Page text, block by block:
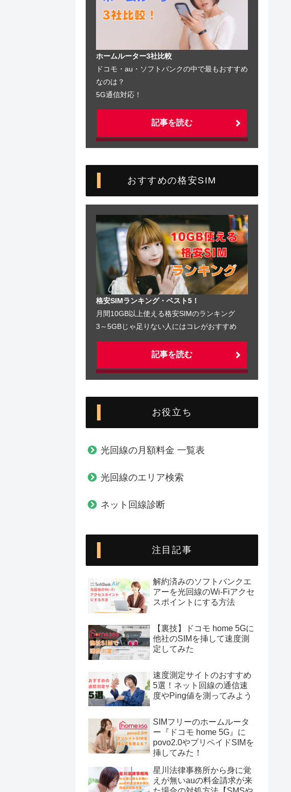
ホームルーター3社比較
ドコモ・au・ソフトバンクの中で最もおすすめ
なのは？
5G通信対応！
記事を読む
おすすめの格安SIM
格安SIMランキング・ベスト5！
月間10GB以上使える格安SIMのランキング
3～5GBじゃ足りない人にはコレがおすすめ
記事を読む
お役立ち
光回線の月額料金 一覧表
光回線のエリア検索
ネット回線診断
注目記事
解約済みのソフトバンクエ
アーを光回線のWi-Fiアクセ
スポイントにする方法
【裏技】ドコモ home 5Gに
他社のSIMを挿して速度測
定してみた
速度測定サイトのおすすめ
5選！ネット回線の通信速
度やPing値を測ってみよう
SIMフリーのホームルータ
ー『ドコモ home 5G』に
povo2.0やプリペイドSIMを
挿してみた！
星川法律事務所から身に覚
えが無いauの料金請求が来